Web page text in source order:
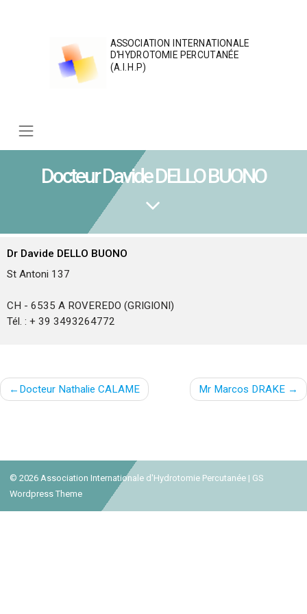
ASSOCIATION INTERNATIONALE
D'HYDROTOMIE PERCUTANÉE
(A.I.H.P)
Docteur Davide DELLO BUONO
Dr Davide DELLO BUONO
St Antoni 137
CH - 6535 A ROVEREDO (GRIGIONI)
Tél. : + 39 3493264772
Navigation
de
Docteur Nathalie CALAME Mr Marcos DRAKE
© 2026 Association Internationale d'Hydrotomie Percutanée| GS
Wordpress Theme